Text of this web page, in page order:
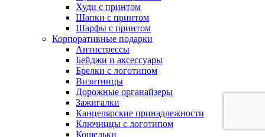
Худи с принтом
Шапки с принтом
Шарфы с принтом
Корпоративные подарки
Антистрессы
Бейджи и аксессуары
Брелки с логотипом
Визитницы
Дорожные органайзеры
Зажигалки
Канцелярские принадлежности
Ключницы с логотипом
Кошельки